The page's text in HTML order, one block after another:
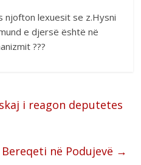
njofton lexuesit se z.Hysni
e djersë është në
???
i reagon deputetes
në Podujevë →